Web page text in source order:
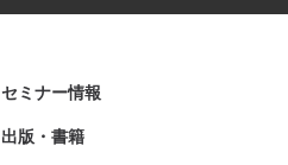
セミナー情報
出版・書籍